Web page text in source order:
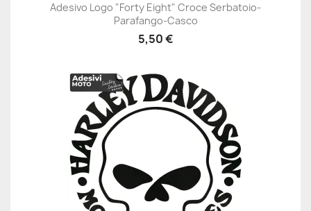
Adesivo Logo "Forty Eight" Croce Serbatoio-
Parafango-Casco
5,50 €